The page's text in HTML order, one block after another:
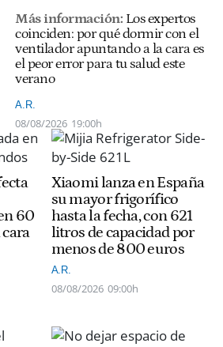
Más información: Los expertos
coinciden: por qué dormir con el
ventilador apuntando a la cara es
el peor error para tu salud este
verano
A.R.
08/08/2026 19:00h
60
Xiaomi lanza en España
su mayor frigorífico
hasta la fecha, con 621
litros de capacidad por
menos de 800 euros
A.R.
08/08/2026 09:00h